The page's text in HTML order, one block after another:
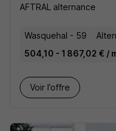
AFTRAL alternance
Wasquehal - 59
504,10 - 1 867,02 € /
Voir l’offre